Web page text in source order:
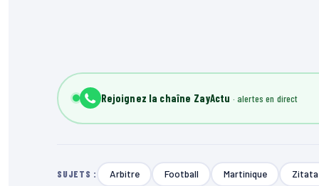
Rejoignez la chaîne ZayActu
SUJETS : Arbitre Football Martinique